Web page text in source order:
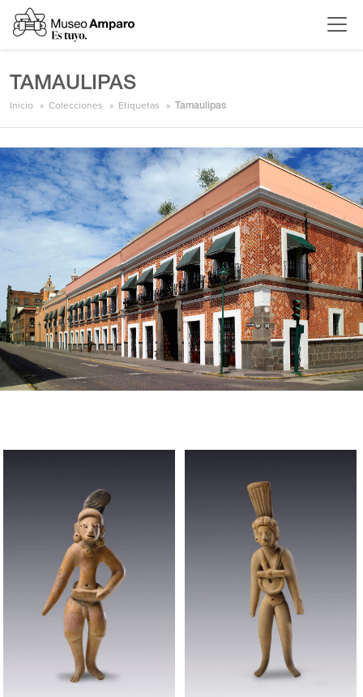
TAMAULIPAS
Inicio Colecciones Etiquetas Tamaulipas